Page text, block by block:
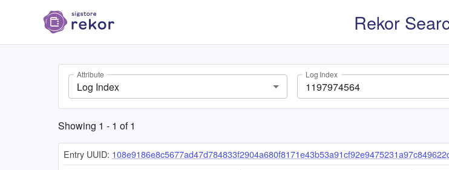
Rekor
Attribute
Log Index
Log Index
Showing 1 - 1 of1
Entry UUID: